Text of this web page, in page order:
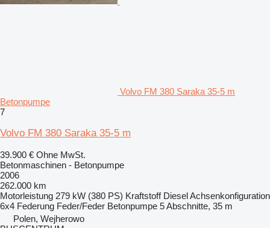
Volvo FM 380 Saraka 35-5 m
Betonpumpe
7
Volvo FM 380 Saraka 35-5 m
39.900 € Ohne MwSt.
Betonmaschinen - Betonpumpe
2006
262.000 km
Motorleistung 279 kW (380 PS) Kraftstoff DieselAchsenkonfiguration
6x4 Federung Feder/Feder Betonpumpe 5 Abschnitte, 35 m
Polen, Wejherowo